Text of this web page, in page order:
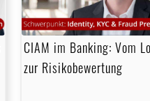
CIAM im Banking: Vom
zur Risikobewertung